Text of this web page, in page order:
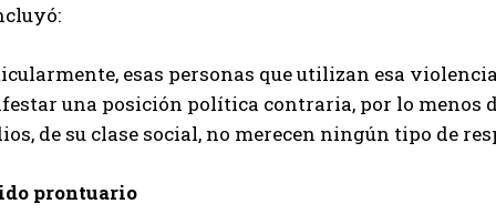
esas personas que utilizan esa
una posición política contraria, por lo menos
de su clase social, no merecen ningún tipo de
prontuario